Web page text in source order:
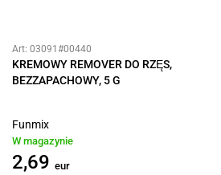
Art: 03091#00440
KREMOWY REMOVER DO RZĘS,
BEZZAPACHOWY, 5 G
Funmix
W magazynie
2,69 eur